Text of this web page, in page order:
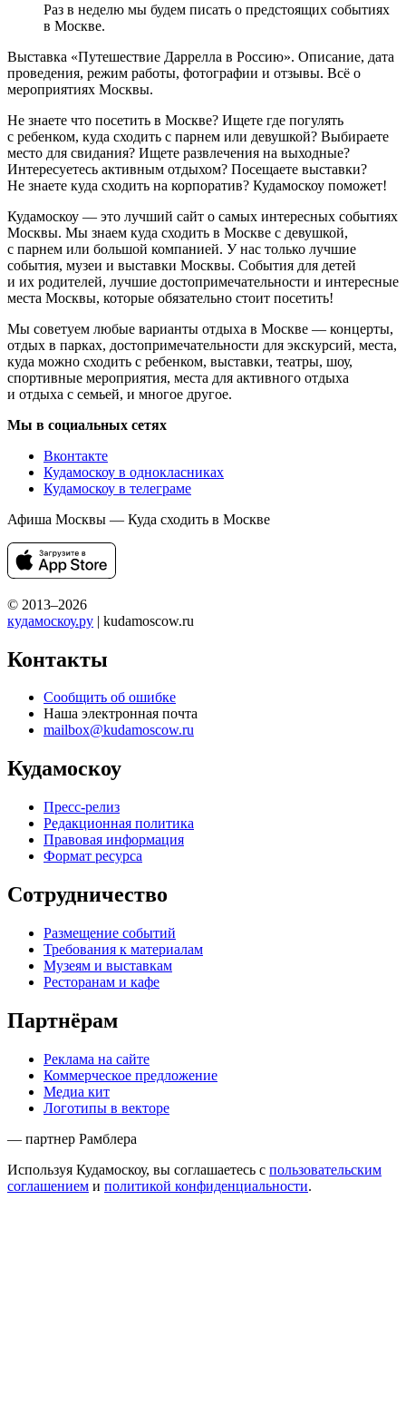
Раз в неделю мы будем писать о предстоящих событиях
в Москве.
Выставка «Путешествие Даррелла в Россию». Описание, дата
проведения, режим работы, фотографии и отзывы. Всё о
мероприятиях Москвы.
Не знаете что посетить в Москве? Ищете где погулять
с ребенком, куда сходить с парнем или девушкой? Выбираете
место для свидания? Ищете развлечения на выходные?
Интересуетесь активным отдыхом? Посещаете выставки?
Не знаете куда сходить на корпоратив? Кудамоскоу поможет!
Кудамоскоу — это лучший сайт о самых интересных событиях
Москвы. Мы знаем куда сходить в Москве с девушкой,
с парнем или большой компанией. У нас только лучшие
события, музеи и выставки Москвы. События для детей
и их родителей, лучшие достопримечательности и интересные
места Москвы, которые обязательно стоит посетить!
Мы советуем любые варианты отдыха в Москве — концерты,
отдых в парках, достопримечательности для экскурсий, места,
куда можно сходить с ребенком, выставки, театры, шоу,
спортивные мероприятия, места для активного отдыха
и отдыха с семьей, и многое другое.
Мы в социальных сетях
Вконтакте
Кудамоскоу в однокласниках
Кудамоскоу в телеграме
Афиша Москвы — Куда сходить в Москве
© 2013–2026
кудамоскоу.ру | kudamoscow.ru
Контакты
Сообщить об ошибке
Наша электронная почта
mailbox@kudamoscow.ru
Кудамоскоу
Пресс-релиз
Редакционная политика
Правовая информация
Формат ресурса
Сотрудничество
Размещение событий
Требования к материалам
Музеям и выставкам
Ресторанам и кафе
Партнёрам
Реклама на сайте
Коммерческое предложение
Медиа кит
Логотипы в векторе
— партнер Рамблера
Используя Кудамоскоу, вы соглашаетесь с пользовательским
соглашением и политикой конфиденциальности.